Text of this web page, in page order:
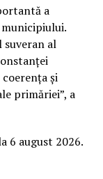
a
al
și
primăriei”, a
6 august 2026.